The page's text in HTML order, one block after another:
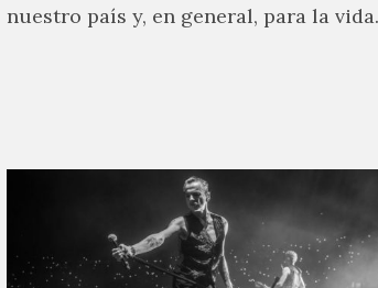
nuestro país y, en general, para la vida